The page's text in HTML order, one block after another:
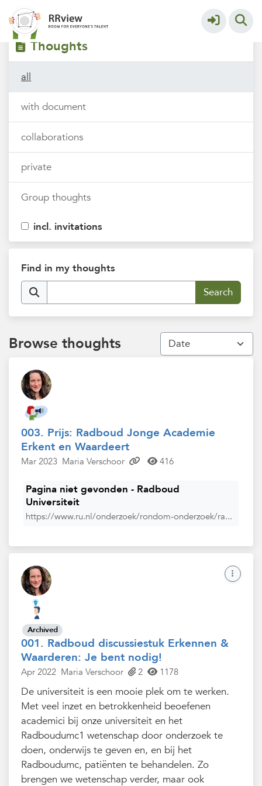
Filters tags
Thoughts
all
with document
collaborations
private
Group thoughts
incl. invitations
Find in my thoughts
Browse thoughts
003. Prijs: Radboud Jonge Academie
Erkent en Waardeert
Mar 2023 Maria Verschoor 416
Pagina niet gevonden - Radboud
Universiteit
https://www.ru.nl/onderzoek/rondom-onderzoek/ra...
001. Radboud discussiestuk Erkennen &
Waarderen: Je bent nodig!
Archived
Apr 2022 Maria Verschoor 2 1178
De universiteit is een mooie plek om te werken.
Met veel inzet en betrokkenheid beoefenen
academici bij onze universiteit en het
Radboudumc1 wetenschap door onderzoek te
doen, onderwijs te geven en, en bij het
Radboudumc, patiënten te behandelen. Zo
brengen we wetenschap verder, maar ook